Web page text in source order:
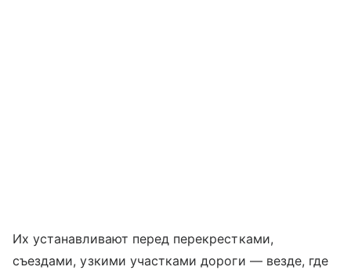
Их устанавливают перед перекрестками,
съездами, узкими участками дороги — везде, где